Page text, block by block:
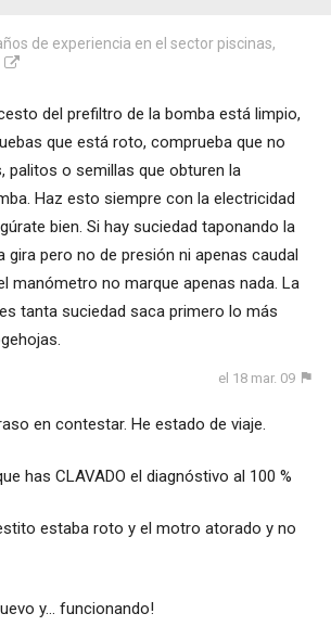
de experiencia en el sector piscinas,
del prefiltro de la bomba está limpio,
que está roto, comprueba que no
palitos o semillas que obturen la
Haz esto siempre con la electricidad
bien. Si hay suciedad taponando la
gira pero no de presión ni apenas caudal
manómetro no marque apenas nada. La
tanta suciedad saca primero lo más
el 18 mar. 09
en contestar. He estado de viaje.
has CLAVADO el diagnóstivo al 100 %
estaba roto y el motro atorado y no
y... funcionando!